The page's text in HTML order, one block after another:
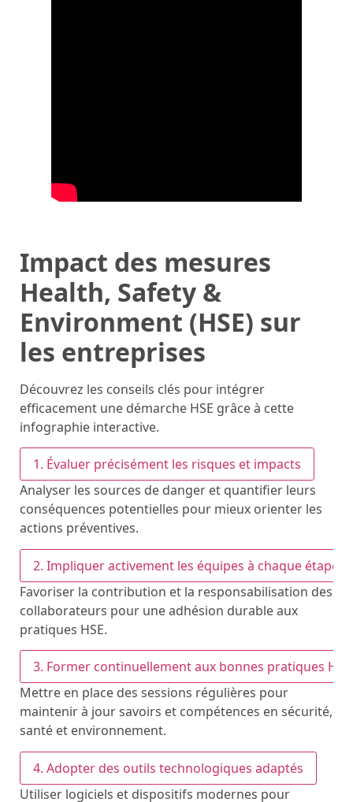
Impact des mesures
Health, Safety &
Environment (HSE) sur
les entreprises
Découvrez les conseils clés pour intégrer
efficacement une démarche HSE grâce à cette
infographie interactive.
1. Évaluer précisément les risques et impacts
Analyser les sources de danger et quantifier leurs
conséquences potentielles pour mieux orienter les
actions préventives.
2. Impliquer activement les équipes à chaque étape
Favoriser la contribution et la responsabilisation des
collaborateurs pour une adhésion durable aux
pratiques HSE.
3. Former continuellement aux bonnes pratiques HSE
Mettre en place des sessions régulières pour
maintenir à jour savoirs et compétences en sécurité,
santé et environnement.
4. Adopter des outils technologiques adaptés
Utiliser logiciels et dispositifs modernes pour